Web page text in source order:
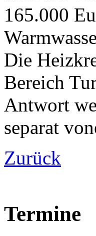
165.000
Die
Bereich
Antwort
separat
Zurück
Termine